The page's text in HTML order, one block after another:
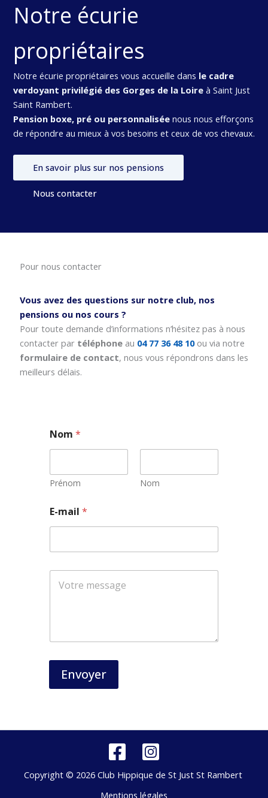
Notre écurie
propriétaires
Notre écurie propriétaires vous accueille dans le cadre
verdoyant privilégié des Gorges de la Loireà Saint Just
Saint Rambert.
Pension boxe, pré ou personnaliséenous nous efforçons
de répondre au mieux à vos besoins et ceux de vos chevaux.
En savoir plus sur nos pensions
Nous contacter
Pour nous contacter
Vous avez des questions sur notre club, nos
pensions ou nos cours ?
Pour toute demande d’informations n’hésitez pas à nous
contacter par téléphoneau 04 77 36 48 10 ou via notre
formulaire de contact, nous vous répondrons dans les
meilleurs délais.
Nom*
Prénom Nom
E-mail*
Envoyer
Copyright © 2026 Club Hippique de St Just St Rambert
Mentions légales